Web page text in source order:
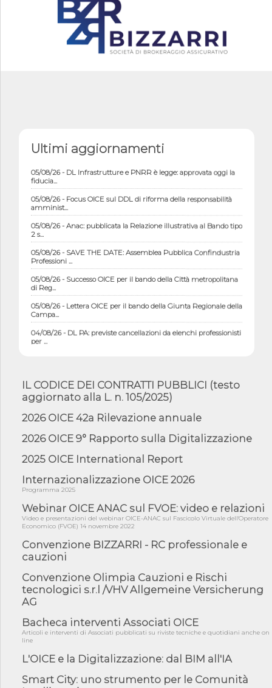
Ultimi aggiornamenti
05/08/26 - DL Infrastrutture e PNRR è legge: approvata oggi la
fiducia...
05/08/26 - Focus OICE sul DDL di riforma della responsabilità
amminist...
05/08/26 - Anac: pubblicata la Relazione illustrativa al Bando tipo
2 s...
05/08/26 - SAVE THE DATE: Assemblea Pubblica Confindustria
Professioni ...
05/08/26 - Successo OICE per il bando della Città metropolitana
di Reg...
05/08/26 - Lettera OICE per il bando della Giunta Regionale della
Campa...
04/08/26 - DL PA: previste cancellazioni da elenchi professionisti
per ...
04/08/26 - CdS, project financing: progetto di fattibilità da
impugnar...
04/08/26 - Rapporto Anac corruzione 2020-2026: procedimenti
penali per ...
04/08/26 - CdS: partecipazione alla gara non equivale ad
04/08/26 - DL Infrastrutture approvato alla Camera, passa ora al
03/08/26 - TAR Piemonte: RUP può avvalersi di consulente
03/08/26 - Gruppo FS: nel primo semestre 2026 3 mld di
aggiudicazioni e...
03/08/26 - Conferenza Obiettivo Export: Imprese e Territori del
Centro ...
03/08/26 - TAR Sicilia: raggruppate devono possedere requisiti
per eseg...
03/08/26 - TAR Lazio - Latina: omesso sopralluogo obbligatorio
non può...
03/08/26 - Investimenti stradali nei piccoli Comuni: dal MIT
ulteriori ...
OICE/CE...
31/07/26 - MASE: approvata la nuova guida operativa dei
IL CODICE DEI CONTRATTI PUBBLICI (testo
aggiornato alla L. n. 105/2025)
2026 OICE 42a Rilevazione annuale
2026 OICE 9° Rapporto sulla Digitalizzazione
2025 OICE International Report
Internazionalizzazione OICE 2026
Programma 2025
Webinar OICE ANAC sul FVOE: video e relazioni
Video e presentazioni del webinar OICE-ANAC sul Fascicolo Virtuale dell'Operatore
Economico (FVOE) 14 novembre 2022
Convenzione BIZZARRI - RC professionale e
cauzioni
Convenzione Olimpia Cauzioni e Rischi
tecnologici s.r.l /VHV Allgemeine Versicherung
AG
Bacheca interventi Associati OICE
Articoli e interventi di Associati pubblicati su riviste tecniche e quotidiani anche on
line
L'OICE e la Digitalizzazione: dal BIM all'IA
Smart City: uno strumento per le Comunità